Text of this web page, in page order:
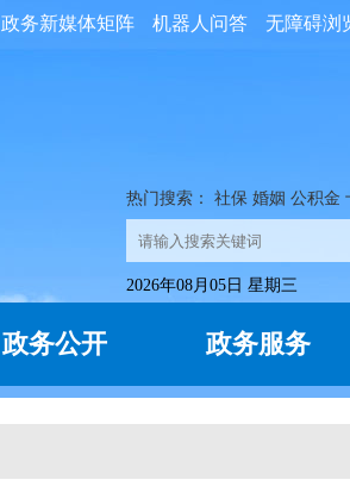
无障碍浏
机器人问答
政务新媒体矩阵
热门搜索： 社保 婚姻 公积金
2026年08月05日 星期三
政务公开 政务服务